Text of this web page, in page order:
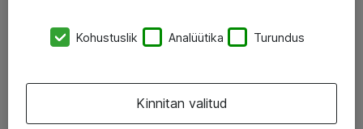
AS ATEA
eShop@atea.ee
Kohustuslik Analüütika Turundus
Kinnitan valitud